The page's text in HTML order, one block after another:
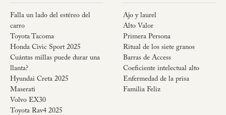
Falla un lado del estéreo del
carro
Toyota Tacoma
Honda Civic Sport 2025
Cuántas millas puede durar una
llanta?
Hyundai Creta 2025
Maserati
Volvo EX30
Toyota Rav4 2025
Ajo y laurel
Alto Valor
Primera Persona
Ritual de los siete granos
Barras de Access
Coeficiente intelectual alto
Enfermedad de la prisa
Familia Feliz